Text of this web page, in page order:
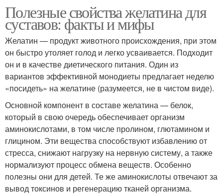
Полезные свойства желатина для
суставов: факты и мифы
Желатин — продукт животного происхождения, при этом
он быстро утоляет голод и легко усваивается. Подходит
он и в качестве диетического питания. Один из
вариантов эффективной монодиеты предлагает неделю
«посидеть» на желатине (разумеется, не в чистом виде).
Основной компонент в составе желатина — белок,
который в свою очередь обеспечивает организм
аминокислотами, в том числе пролином, глютамином и
глицином. Эти вещества способствуют избавлению от
стресса, снижают нагрузку на нервную систему, а также
нормализуют процесс обмена веществ. Особенно
полезны они для детей. Те же аминокислоты отвечают за
вывод токсинов и регенерацию тканей организма.